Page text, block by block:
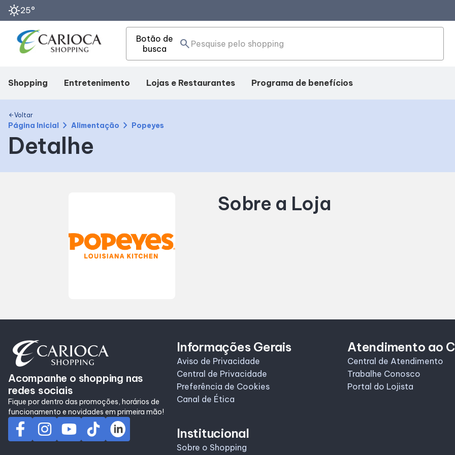
sunny25°
Botão de
busca
search
Shopping
Mapa Interno
Facilidades
Como Chegar
Entretenimento
Fique por dentro
Eventos
Lojas e Restaurantes Programa de benefícios
arrow_backVoltar
Página Inicial chevron_right Alimentação chevron_right Popeyes
Detalhe
Sobre a Loja
Acompanhe o shopping nas
redes sociais
Fique por dentro das promoções, horários de
funcionamento e novidades em primeira mão!
Informações Gerais
Aviso de Privacidade
Central de Privacidade
Preferência de Cookies
Canal de Ética
Institucional
Sobre o Shopping
Atendimento ao
Central de Atendimento
Trabalhe Conosco
Portal do Lojista